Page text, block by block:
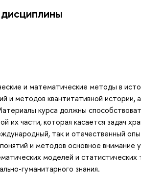
и математические методы в
и методов квантитативной
курса должны
их части, которая касается задач
так и отечественный
и методов основное
моделей и
гуманитарного знания.